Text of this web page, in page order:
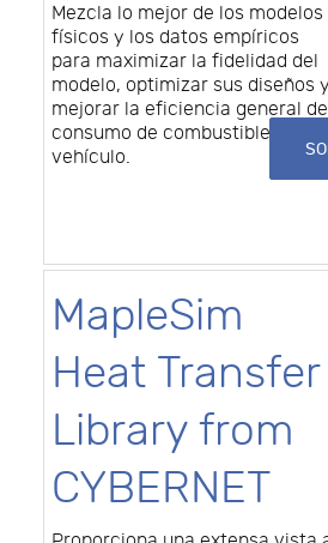
Mezcla lo mejor de los modelos
físicos y los datos empíricos
para maximizar la fidelidad del
modelo, optimizar sus diseños y
mejorar la eficiencia general de
consumo de combustible del
vehículo.
MapleSim
Heat Transfer
Library from
CYBERNET